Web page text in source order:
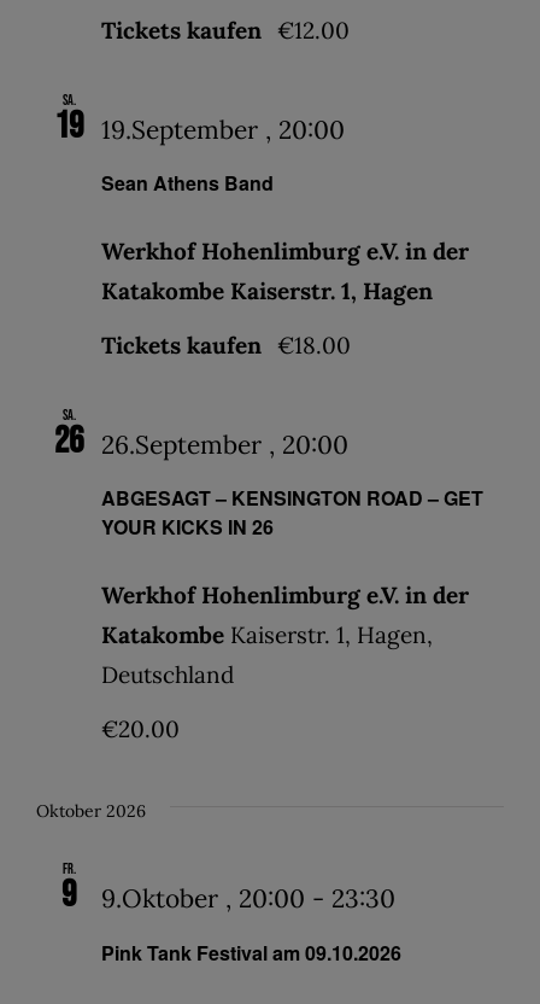
Tickets kaufen €12.00
Sa.
19
Sean Athens Band
19.September , 20:00
Werkhof Hohenlimburg e.V. in der
Katakombe Kaiserstr. 1, Hagen
Tickets kaufen €18.00
Sa.
26
ABGESAGT – KENSINGTON ROAD – GET
YOUR KICKS IN 26
26.September , 20:00
Werkhof Hohenlimburg e.V. in der
Katakombe Kaiserstr. 1, Hagen,
Deutschland
€20.00
Oktober 2026
Fr.
9
Pink Tank Festival am 09.10.2026
9.Oktober , 20:00 - 23:30